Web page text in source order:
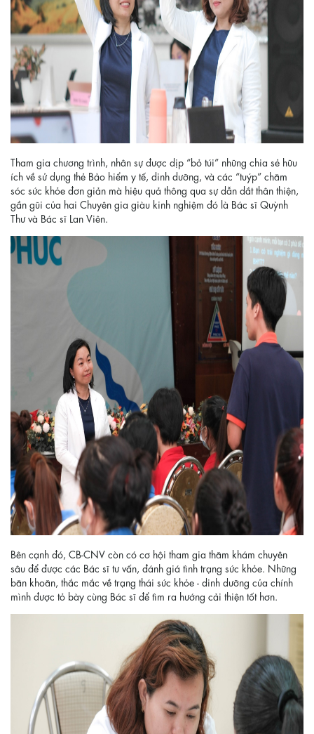
Tham gia chương trình, nhân sự được dịp “bỏ túi” những chia sẻ hữu
ích về sử dụng thẻ Bảo hiểm y tế, dinh dưỡng, và các “tuýp” chăm
sóc sức khỏe đơn giản mà hiệu quả thông qua sự dẫn dắt thân thiện,
gần gũi của hai Chuyên gia giàu kinh nghiệm đó là Bác sĩ Quỳnh
Thư và Bác sĩ Lan Viên.
Bên cạnh đó, CB-CNV còn có cơ hội tham gia thăm khám chuyên
sâu để được các Bác sĩ tư vấn, đánh giá tình trạng sức khỏe. Những
băn khoăn, thắc mắc về trạng thái sức khỏe - dinh dưỡng của chính
mình được tỏ bày cùng Bác sĩ để tìm ra hướng cải thiện tốt hơn.